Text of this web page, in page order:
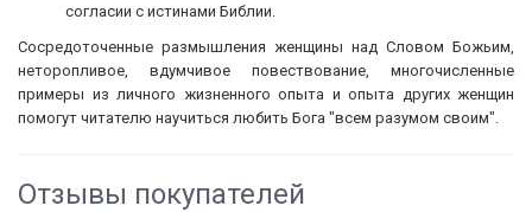
согласии с истинами Библии.
Сосредоточенные размышления женщины над Словом Божьим,
неторопливое, вдумчивое повествование, многочисленные
примеры из личного жизненного опыта и опыта других женщин
помогут читателю научиться любить Бога "всем разумом своим".
Отзывы покупателей